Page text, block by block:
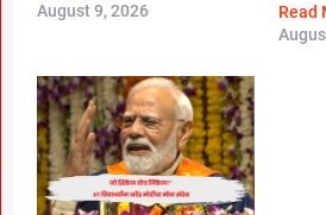
August 9, 2026
Read